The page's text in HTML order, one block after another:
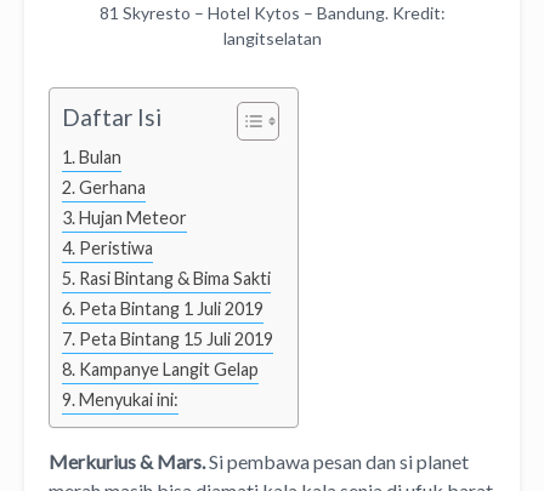
81 Skyresto – Hotel Kytos – Bandung. Kredit:
langitselatan
Daftar Isi
Bulan
Gerhana
Hujan Meteor
Peristiwa
Rasi Bintang & Bima Sakti
Peta Bintang 1 Juli 2019
Peta Bintang 15 Juli 2019
Kampanye Langit Gelap
Menyukai ini:
Merkurius & Mars.Si pembawa pesan dan si planet